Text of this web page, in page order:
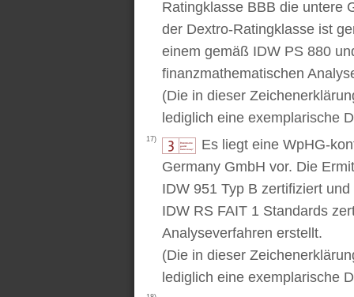
Ratingklasse BBB die untere
der Dextro-Ratingklasse ist
einem gemäß IDW PS 880
finanzmathematischen
(Die in dieser
lediglich eine exemplarische
17)
Es liegt eine WpHG-
Germany GmbH vor. Die
IDW 951 Typ B zertifiziert
IDW RS FAIT 1 Standards
Analyseverfahren erstellt.
(Die in dieser
lediglich eine exemplarische